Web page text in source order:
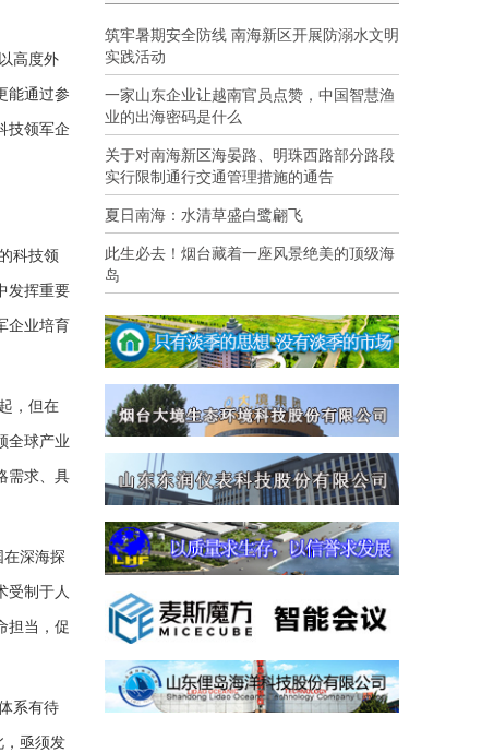
高度外
能通过参
技领军企
科技领
发挥重要
企业培育
，但在
全球产业
需求、具
深海探
受制于人
担当，促
系有待
亟须发
筑牢暑期安全防线 南海新区开展防溺水文明
实践活动
一家山东企业让越南官员点赞，中国智慧渔
业的出海密码是什么
关于对南海新区海晏路、明珠西路部分路段
实行限制通行交通管理措施的通告
夏日南海：水清草盛白鹭翩飞
此生必去！烟台藏着一座风景绝美的顶级海
岛